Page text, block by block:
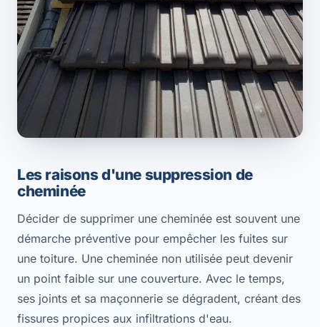
Les raisons d'une suppression de
cheminée
Décider de supprimer une cheminée est souvent une
démarche préventive pour empêcher les fuites sur
une toiture. Une cheminée non utilisée peut devenir
un point faible sur une couverture. Avec le temps,
ses joints et sa maçonnerie se dégradent, créant des
fissures propices aux infiltrations d'eau.